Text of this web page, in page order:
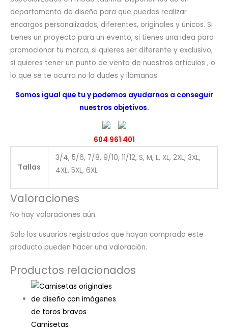
departamento de diseño para que puedas realizar
encargos personalizados, diferentes, originales y únicos. Si
tienes un proyecto para un evento, si tienes una idea para
promocionar tu marca, si quieres ser diferente y exclusivo,
si quieres tener un punto de venta de nuestros artículos , o
lo que se te ocurra no lo dudes y llámanos.
Somos igual que tu y podemos ayudarnos a conseguir
nuestros objetivos.
604 961 401
Tallas
3/4, 5/6, 7/8, 9/10, 11/12, S, M, L, XL, 2XL, 3XL,
4XL, 5XL, 6XL
Valoraciones
No hay valoraciones aún.
Solo los usuarios registrados que hayan comprado este
producto pueden hacer una valoración.
Productos relacionados
Camisetas